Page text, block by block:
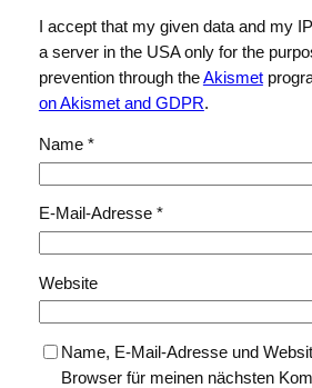
I accept that my given data and my
a server in the USA only for the
prevention through theAkismet
on Akismet and GDPR.
Name *
E-Mail-Adresse *
Website
Name, E-Mail-Adresse und
Browser für meinen nächsten